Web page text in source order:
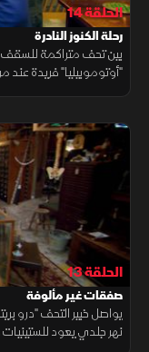
الحلقة 14
رحلة الكنوز النادرة
بين تحف متراكمة للسقف
"أوتوموبيليا" فريدة
الحلقة 13
صفقات غير مألوفة
يواصل خبير التحف "درو
نهر جلدي يعود